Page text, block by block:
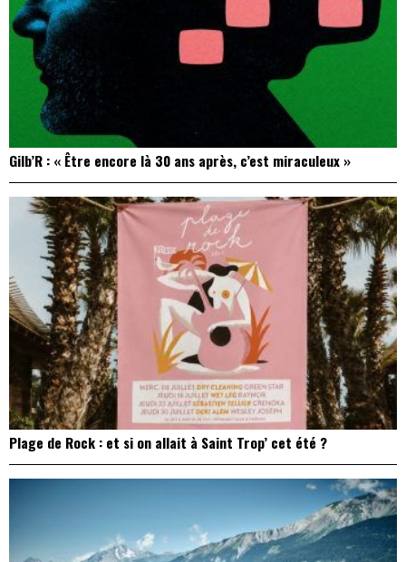
Gilb’R : « Être encore là 30 ans après, c’est miraculeux »
Plage de Rock : et si on allait à Saint Trop’ cet été ?